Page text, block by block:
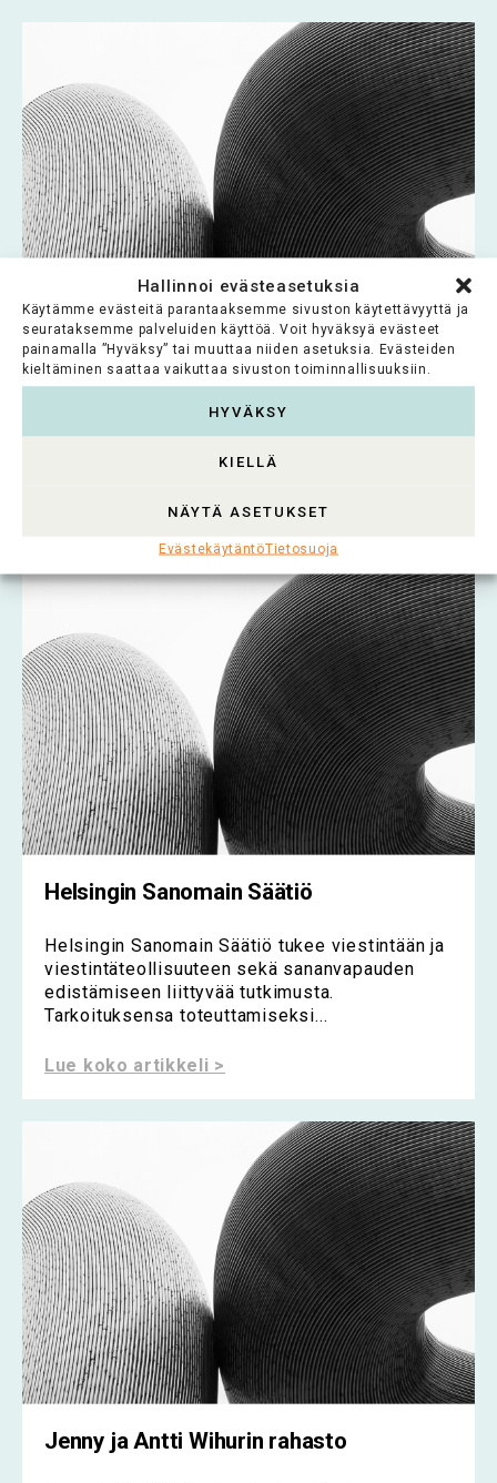
Hallinnoi evästeasetuksia
Käytämme evästeitä parantaaksemme sivuston käytettävyyttä ja
seurataksemme palveluiden käyttöä. Voit hyväksyä evästeet
painamalla ”Hyväksy” tai muuttaa niiden asetuksia. Evästeiden
kieltäminen saattaa vaikuttaa sivuston toiminnallisuuksiin.
HYVÄKSY
KIELLÄ
NÄYTÄ ASETUKSET
EvästekäytäntöTietosuoja
Hedmanin Säätiö
Pohjanmaan museossa säilytettävää
kokoelmaa ja edistää museotoimintaa
Lue koko artikkeli >
Helsingin Sanomain Säätiö
Helsingin Sanomain Säätiö tukee viestintään ja
viestintäteollisuuteen sekä sananvapauden
edistämiseen liittyvää tutkimusta.
Tarkoituksensa toteuttamiseksi...
Lue koko artikkeli >
Jenny ja Antti Wihurin rahasto